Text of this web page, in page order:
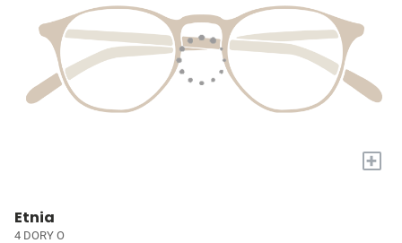
+
Etnia
4 DORY O